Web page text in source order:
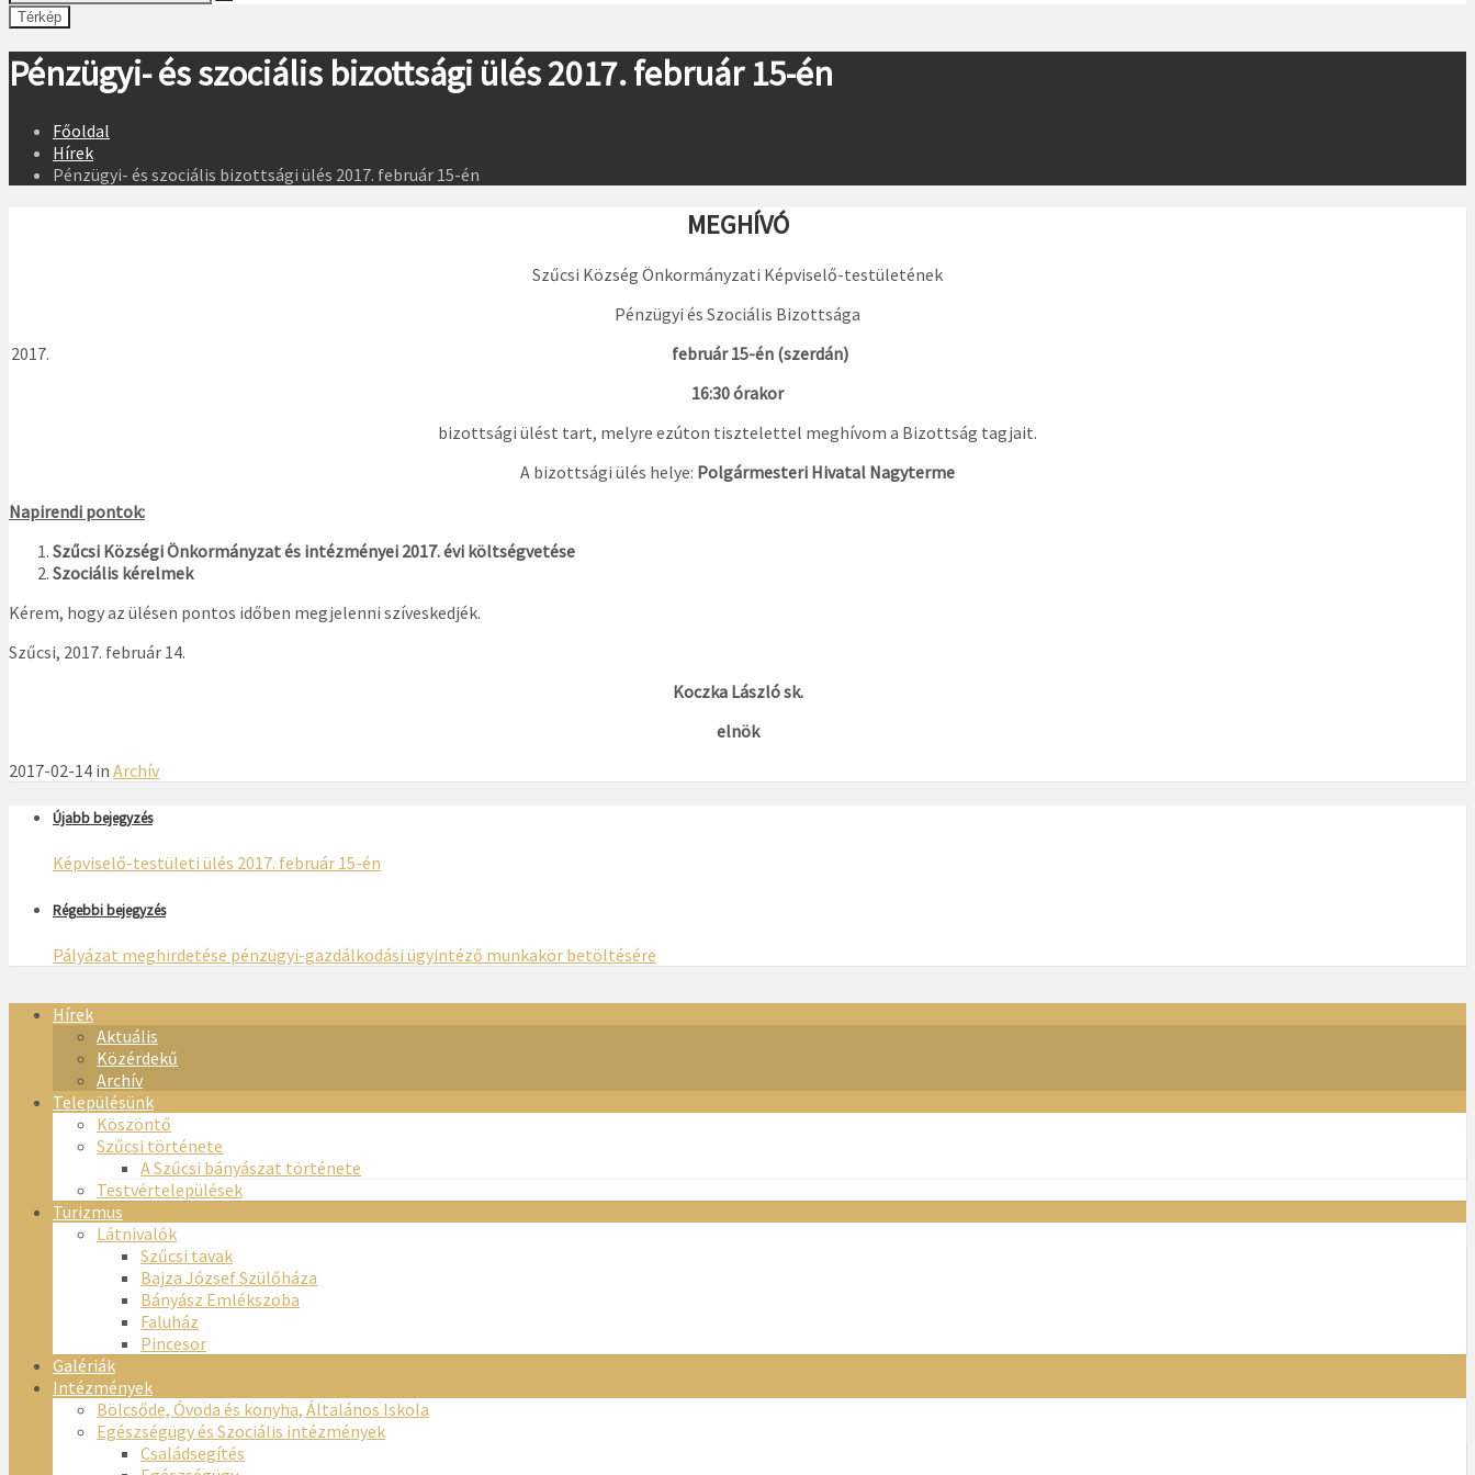
Térkép
Pénzügyi- és szociális bizottsági ülés 2017. február 15-én
Főoldal
Hírek
Pénzügyi- és szociális bizottsági ülés 2017. február 15-én
MEGHÍVÓ
Szűcsi Község Önkormányzati Képviselő-testületének
Pénzügyi és Szociális Bizottsága
február 15-én (szerdán)
16:30 órakor
bizottsági ülést tart, melyre ezúton tisztelettel meghívom a Bizottság tagjait.
A bizottsági ülés helye: Polgármesteri Hivatal Nagyterme
Napirendi pontok:
Szűcsi Községi Önkormányzat és intézményei 2017. évi költségvetése
Szociális kérelmek
Kérem, hogy az ülésen pontos időben megjelenni szíveskedjék.
Szűcsi, 2017. február 14.
Koczka László sk.
elnök
2017-02-14 in Archív
Újabb bejegyzés
Képviselő-testületi ülés 2017. február 15-én
Régebbi bejegyzés
Pályázat meghirdetése pénzügyi-gazdálkodási ügyintéző munkakör betöltésére
Hírek
Aktuális
Közérdekű
Archív
Településünk
Köszöntő
Szűcsi története
A Szűcsi bányászat története
Testvértelepülések
Turizmus
Látnivalók
Szűcsi tavak
Bajza József Szülőháza
Bányász Emlékszoba
Faluház
Pincesor
Galériák
Intézmények
Bölcsőde, Óvoda és konyha, Általános Iskola
Egészségügy és Szociális intézmények
Családsegítés